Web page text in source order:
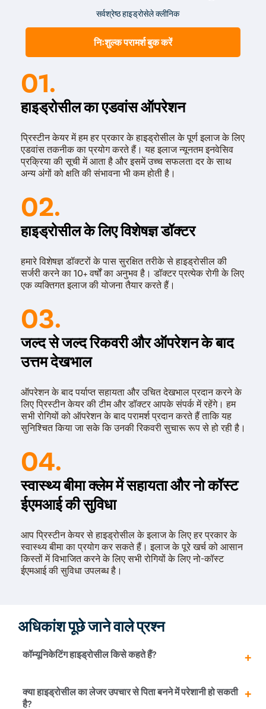
सर्वश्रेष्ठ हाइड्रोसेले क्लीनिक
निःशुल्क परामर्श बुक करें
01.
हाइड्रोसील का एडवांस ऑपरेशन
प्रिस्टीन केयर में हम हर प्रकार के हाइड्रोसील के पूर्ण इलाज के लिए
एडवांस तकनीक का प्रयोग करते हैं। यह इलाज न्यूनतम इनवेसिव
प्रक्रिया की सूची में आता है और इसमें उच्च सफलता दर के साथ
अन्य अंगों को क्षति की संभावना भी कम होती है।
02.
हाइड्रोसील के लिए विशेषज्ञ डॉक्टर
हमारे विशेषज्ञ डॉक्टरों के पास सुरक्षित तरीके से हाइड्रोसील की
सर्जरी करने का 10+ वर्षों का अनुभव है। डॉक्टर प्रत्येक रोगी के लिए
एक व्यक्तिगत इलाज की योजना तैयार करते हैं।
03.
जल्द से जल्द रिकवरी और ऑपरेशन के बाद
उत्तम देखभाल
ऑपरेशन के बाद पर्याप्त सहायता और उचित देखभाल प्रदान करने के
लिए प्रिस्टीन केयर की टीम और डॉक्टर आपके संपर्क में रहेंगे। हम
सभी रोगियों को ऑपरेशन के बाद परामर्श प्रदान करते हैं ताकि यह
सुनिश्चित किया जा सके कि उनकी रिकवरी सुचारू रूप से हो रही है।
04.
स्वास्थ्य बीमा क्लेम में सहायता और नो कॉस्ट
ईएमआई की सुविधा
आप प्रिस्टीन केयर से हाइड्रोसील के इलाज के लिए हर प्रकार के
स्वास्थ्य बीमा का प्रयोग कर सकते हैं। इलाज के पूरे खर्च को आसान
किस्तों में विभाजित करने के लिए सभी रोगियों के लिए नो-कॉस्ट
ईएमआई की सुविधा उपलब्ध है।
अधिकांश पूछे जाने वाले प्रश्न
कॉम्यूनिकेटिंग हाइड्रोसील किसे कहते हैं?
हाइड्रोसील का एक ऐसा प्रकार जिसमें तरल पदार्थ अंडाशय की थैली
के भीतर प्रवेश कर जाता है को कॉम्यूनिकेटिंग हाइड्रोसील कहते हैं।
क्या हाइड्रोसील का लेजर उपचार से पिता बनने में परेशानी हो सकती
है?